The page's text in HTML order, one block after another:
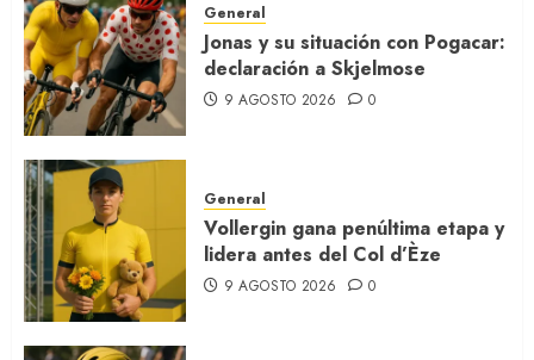
General
Jonas y su situación con Pogacar:
declaración a Skjelmose
9 AGOSTO 2026 0
General
Vollergin gana penúltima etapa y
lidera antes del Col d’Èze
9 AGOSTO 2026 0